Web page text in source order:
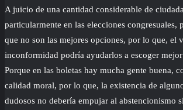
A juicio de una cantidad considerable de
particularmente en las elecciones congresuales,
que no son las mejores opciones, por lo que, el
inconformidad podría ayudarlos a escoger
Porque en las boletas hay mucha gente buena,
calidad moral, por lo que, la existencia de
dudosos no debería empujar al abstencionismo